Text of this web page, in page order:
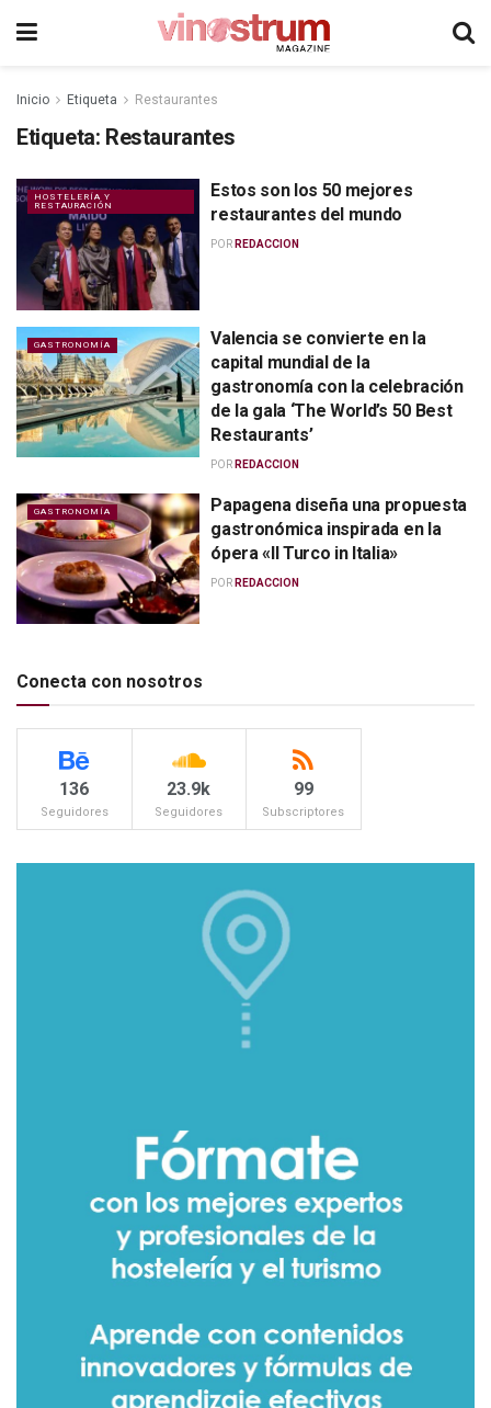
Inicio Etiqueta Restaurantes
Etiqueta: Restaurantes
HOSTELERÍA Y
RESTAURACIÓN
Estos son los 50 mejores
restaurantes del mundo
POR REDACCION
GASTRONOMÍA
Valencia se convierte en la
capital mundial de la
gastronomía con la celebración
de la gala ‘The World’s 50 Best
Restaurants’
POR REDACCION
GASTRONOMÍA
Papagena diseña una propuesta
gastronómica inspirada en la
ópera «Il Turco in Italia»
POR REDACCION
Conecta con nosotros
136
Seguidores
23.9k
Seguidores
99
Subscriptores